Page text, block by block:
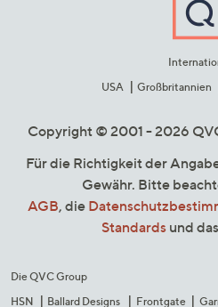
USA
Großbritannien
Copyright © 2001 - 2026
Für die Richtigkeit der
Gewähr. Bitte
AGB, die
Standards und das
Die QVC Group
HSN
Ballard Designs Frontgate